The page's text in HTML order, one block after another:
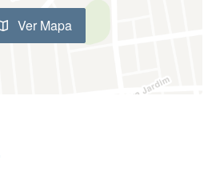
Ver Mapa